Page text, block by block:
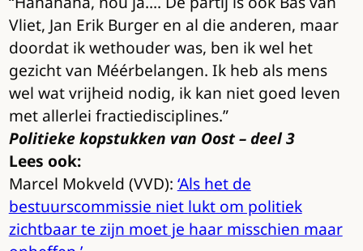
Vliet, Jan Erik Burger en al die anderen, maar
doordat ik wethouder was, ben ik wel het
gezicht van Méérbelangen. Ik heb als mens
wel wat vrijheid nodig, ik kan niet goed leven
met allerlei fractiedisciplines.”
Politieke kopstukken van Oost – deel 3
Lees ook:
Marcel Mokveld (VVD): ‘Als het de
bestuurscommissie niet lukt om politiek
zichtbaar te zijn moet je haar misschien maar